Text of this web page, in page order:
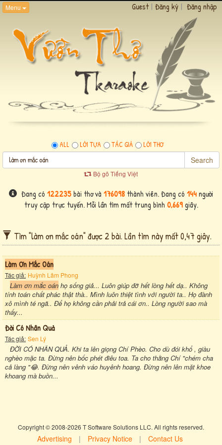
Menu Guest | Đăng ký | Đăng nhập
ALL LỜI TỰA TÁC GIẢ LỜI THƠ
Search
Bộ gõ Tiếng Việt
Đang có 122235bài thơ và 176098 thành viên. Đang có 144người
truy cập trực tuyến. Mỗi lần tìm mất trung bình 0,669giây.
Tìm "làm ơn mắc oán" được 2 bài. Lần tìm này mất 0,47 giây.
Làm Ơn Mắc Oán
Tác giả: Huỳnh Lâm Phong
Làm ơn mắc oán họ sống giả... Luôn giúp đỡ hết lòng hết dạ.. Không
tính toán chất phác thật thà.. Mình luôn thiệt tình với người ta.. Họ đành
xô mình té ngã.. Để họ không cần phải trả cái ơn.. Lòng người sao mà
thấy...
Đời Có Nhân Quả
Tác giả: Sen Lý
ĐỜI CÓ NHÂN QUẢ. Khi ta lên giọng Chí Phèo. Cho dù đói khổ , giàu
nghèo mặc ta. Đừng nên bốc phét điêu toa. Ta cho thằng Chí "chém cha
cả làng "😂. Đừng nên vênh váo huyênh hoang. Đừng nên lên mặt khoe
khoang mà buồn...
Copyright © 2008-2026 T Software Solutions LLC. All rights reserved.
Advertising | Privacy Notice | Contact Us